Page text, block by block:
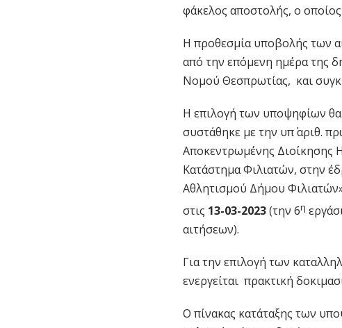
φάκελος αποστολής, ο
Η προθεσμία υποβολής των
από την επόμενη ημέρα της
Νομού Θεσπρωτίας, και
Η επιλογή των υποψηφίων θα
συστάθηκε µε την υπ΄ αριθ.
Αποκεντρωμένης Διοίκησης
Κατάστημα Φιλιατών, στην
Αθλητισμού Δήμου
στις 13-03-2023(την 6η
αιτήσεων).
Για την επιλογή των
ενεργείται πρακτική
Ο πίνακας κατάταξης των